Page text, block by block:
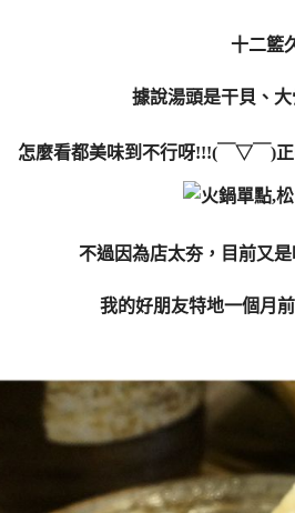
十二籃
據說湯頭是干貝、
怎麼看都美味到不行呀!!!(￣▽￣)
不過因為店太夯，目前又
我的好朋友特地一個月